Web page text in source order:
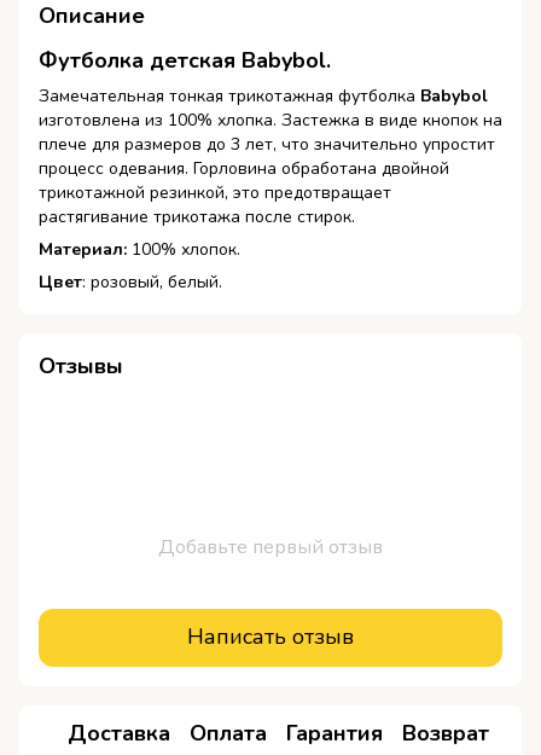
Описание
Футболка детская Babybol.
Замечательная тонкая трикотажная футболка Babybol
изготовлена из 100% хлопка. Застежка в виде кнопок на
плече для размеров до 3 лет, что значительно упростит
процесс одевания. Горловина обработана двойной
трикотажной резинкой, это предотвращает
растягивание трикотажа после стирок.
Материал: 100% хлопок.
Цвет: розовый, белый.
Отзывы
Добавьте первый отзыв
Написать отзыв
Доставка Оплата Гарантия Возврат